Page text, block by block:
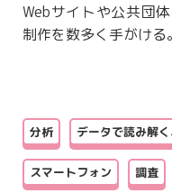
Webサイトや公共団
制作を数多く手がける
分析 データで読み解
スマートフォン 調査